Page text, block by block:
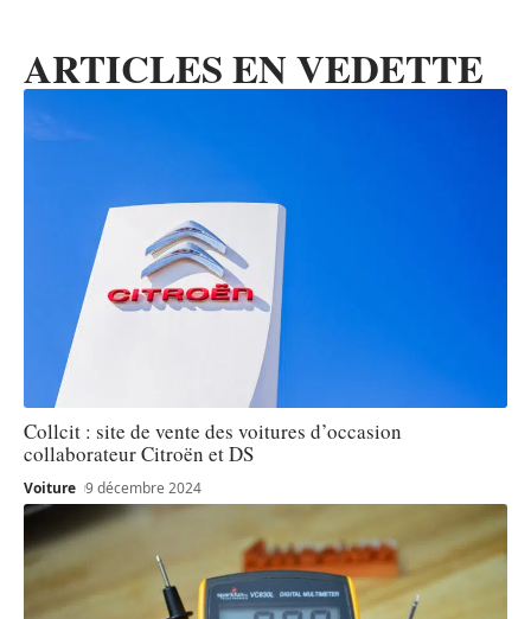
ARTICLES EN VEDETTE
Collcit : site de vente des voitures d’occasion
collaborateur Citroën et DS
Voiture 9 décembre 2024